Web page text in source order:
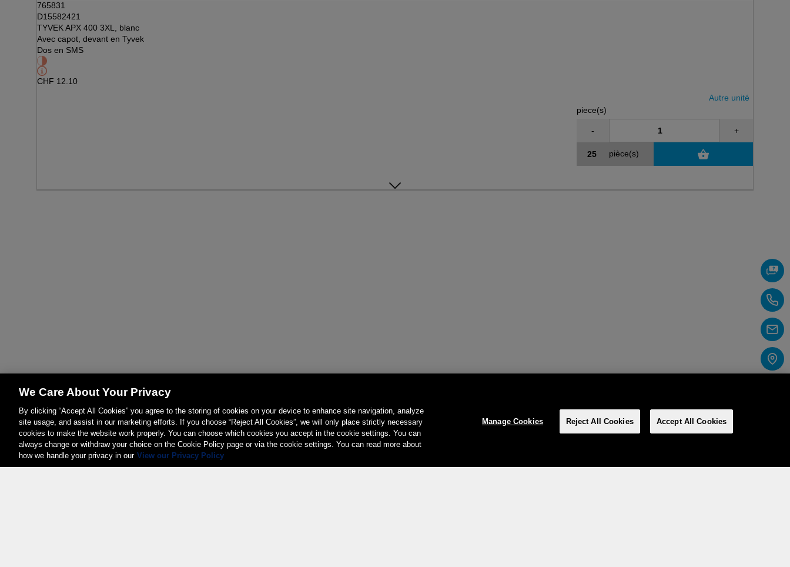
765831
D15582421
TYVEK APX 400 3XL, blanc
Avec capot, devant en Tyvek
Dos en SMS
CHF 12.10
Autre unité
piece(s)
- +
pièce(s)
We Care About Your Privacy
By clicking “Accept All Cookies” you agree to the storing of cookies on your device to enhance site navigation, analyze
site usage, and assist in our marketing efforts. If you choose “Reject All Cookies”, we will only place strictly necessary
cookies to make the website work properly. You can choose which cookies you accept in the cookie settings. You can
always change or withdraw your choice on the Cookie Policy page or via the cookie settings. You can read more about
how we handle your privacy in our View our Privacy Policy
Manage Cookies Reject All Cookies Accept All Cookies